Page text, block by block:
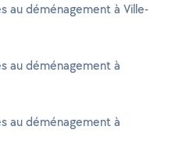
au déménagement à Ville-
au déménagement à
au déménagement à